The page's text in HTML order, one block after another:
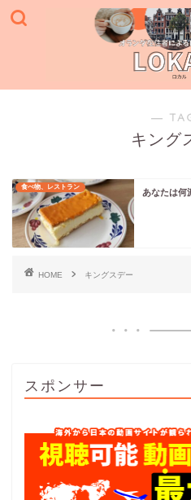
―
キング
食べ物、レストラン
あなたは何
HOME キングスデー
スポンサー